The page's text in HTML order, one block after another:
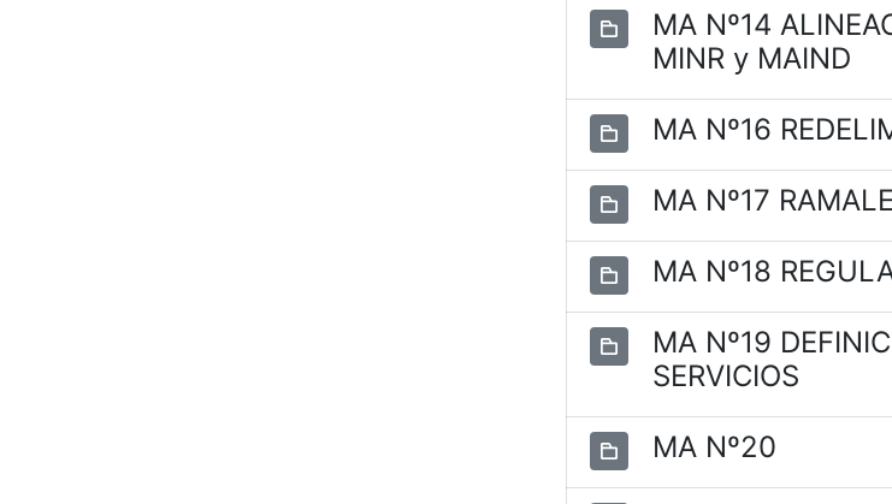
MA Nº14
MINR y MAIND
MA Nº16
MA Nº17
MA Nº18
MA Nº19
SERVICIOS
MA Nº20